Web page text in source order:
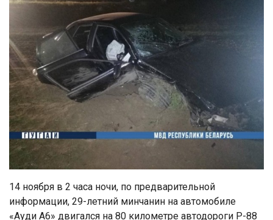
14 ноября в 2 часа ночи, по предварительной
информации, 29-летний минчанин на автомобиле
«Ауди А6» двигался на 80 километре автодороги Р-88